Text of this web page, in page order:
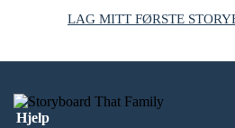
LAG MITT FØRSTE
Hjelp